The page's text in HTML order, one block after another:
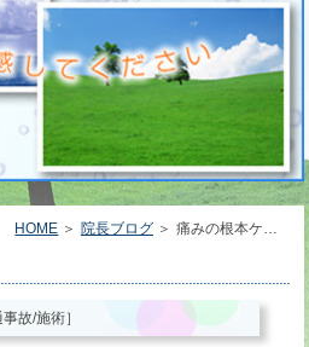
HOME 院長ブログ 痛みの根本ケアを実践する接骨院［江南市/接骨院/交通事故/施術］
故/施術］